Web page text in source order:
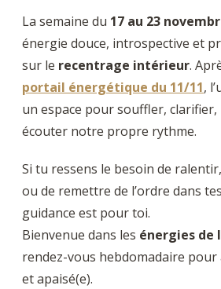
La semaine du 17 au 23
énergie douce, introspective et
sur le recentrage intérieur.
portail énergétique du 11/11,
un espace pour souffler,
écouter notre propre rythme.
Si tu ressens le besoin de
ou de remettre de l’ordre dans
guidance est pour toi.
Bienvenue dans les énergies de
rendez-vous hebdomadaire pour
et apaisé(e).